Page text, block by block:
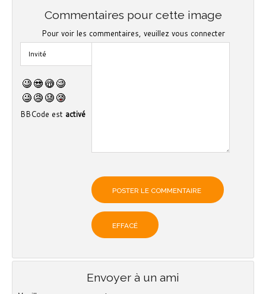
Commentaires pour cette image
Pour voir les commentaires, veuillez vous connecter
BBCode est activé
Envoyer à un ami